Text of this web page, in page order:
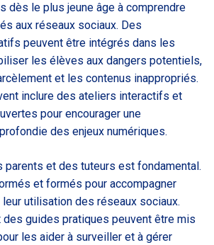
dès le plus jeune âge à comprendre
aux réseaux sociaux. Des
peuvent être intégrés dans les
les élèves aux dangers potentiels,
et les contenus inappropriés.
inclure des ateliers interactifs et
pour encourager une
des enjeux numériques.
parents et des tuteurs est fondamental.
et formés pour accompagner
leur utilisation des réseaux sociaux.
guides pratiques peuvent être mis
les aider à surveiller et à gérer